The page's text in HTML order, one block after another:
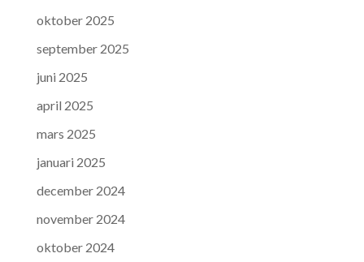
oktober 2025
september 2025
juni 2025
april 2025
mars 2025
januari 2025
december 2024
november 2024
oktober 2024